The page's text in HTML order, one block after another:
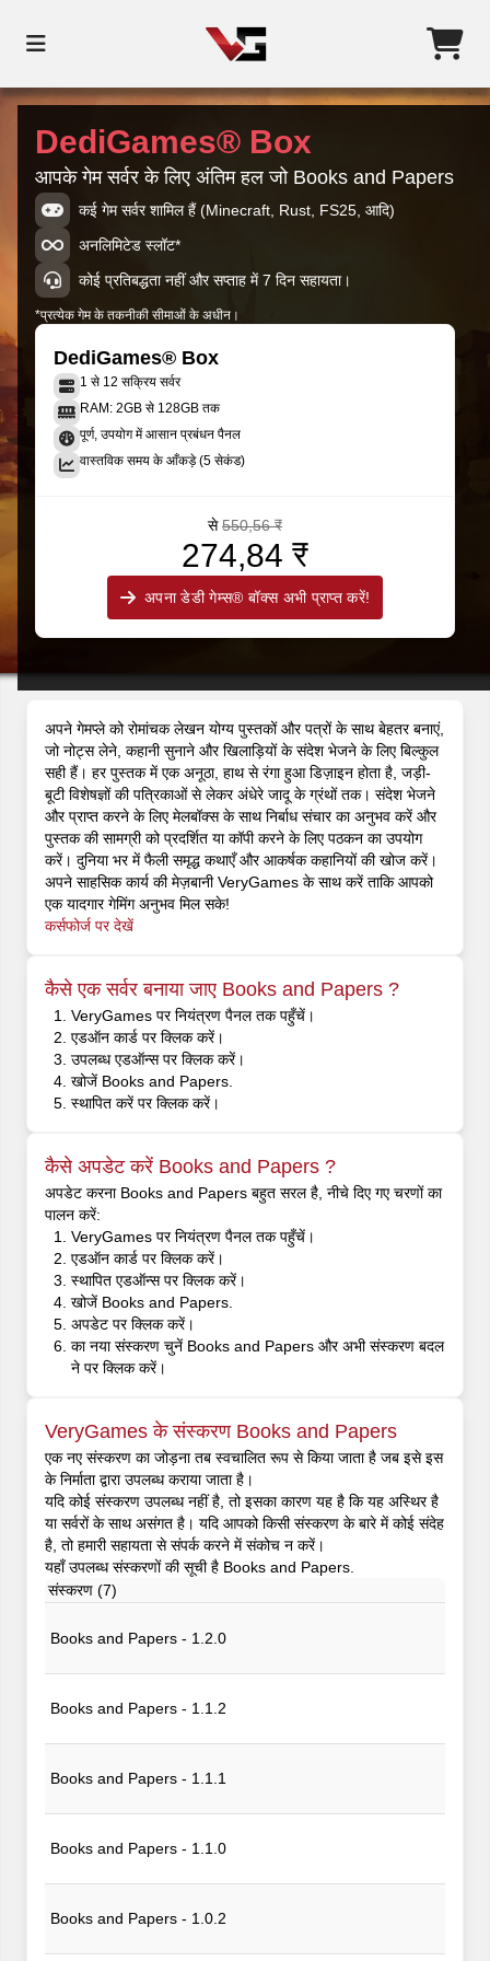
DediGames® Box
आपके गेम सर्वर के लिए अंतिम हल जो Books and Papers
कई गेम सर्वर शामिल हैं (Minecraft, Rust, FS25, आदि)
अनलिमिटेड स्लॉट*
कोई प्रतिबद्धता नहीं और सप्ताह में 7 दिन सहायता।
*प्रत्येक गेम के तकनीकी सीमाओं के अधीन।
DediGames® Box
1 से 12 सक्रिय सर्वर
RAM: 2GB से 128GB तक
पूर्ण, उपयोग में आसान प्रबंधन पैनल
वास्तविक समय के आँकड़े (5 सेकंड)
से 550,56 ₹
274,84 ₹
अपना डेडी गेम्स® बॉक्स अभी प्राप्त करें!
अपने गेमप्ले को रोमांचक लेखन योग्य पुस्तकों और पत्रों के साथ बेहतर बनाएं,
जो नोट्स लेने, कहानी सुनाने और खिलाड़ियों के संदेश भेजने के लिए बिल्कुल
सही हैं। हर पुस्तक में एक अनूठा, हाथ से रंगा हुआ डिज़ाइन होता है, जड़ी-
बूटी विशेषज्ञों की पत्रिकाओं से लेकर अंधेरे जादू के ग्रंथों तक। संदेश भेजने
और प्राप्त करने के लिए मेलबॉक्स के साथ निर्बाध संचार का अनुभव करें और
पुस्तक की सामग्री को प्रदर्शित या कॉपी करने के लिए पठकन का उपयोग
करें। दुनिया भर में फैली समृद्ध कथाएँ और आकर्षक कहानियों की खोज करें।
अपने साहसिक कार्य की मेज़बानी VeryGames के साथ करें ताकि आपको
एक यादगार गेमिंग अनुभव मिल सके!
कर्सफोर्ज पर देखें
कैसे एक सर्वर बनाया जाए Books and Papers ?
VeryGames पर नियंत्रण पैनल तक पहुँचें।
एडऑन कार्ड पर क्लिक करें।
उपलब्ध एडऑन्स पर क्लिक करें।
खोजें Books and Papers.
स्थापित करें पर क्लिक करें।
कैसे अपडेट करें Books and Papers ?
अपडेट करना Books and Papers बहुत सरल है, नीचे दिए गए चरणों का
पालन करें:
VeryGames पर नियंत्रण पैनल तक पहुँचें।
एडऑन कार्ड पर क्लिक करें।
स्थापित एडऑन्स पर क्लिक करें।
खोजें Books and Papers.
अपडेट पर क्लिक करें।
का नया संस्करण चुनें Books and Papers और अभी संस्करण बदल
ने पर क्लिक करें।
VeryGames के संस्करण Books and Papers
एक नए संस्करण का जोड़ना तब स्वचालित रूप से किया जाता है जब इसे इस
के निर्माता द्वारा उपलब्ध कराया जाता है।
यदि कोई संस्करण उपलब्ध नहीं है, तो इसका कारण यह है कि यह अस्थिर है
या सर्वरों के साथ असंगत है। यदि आपको किसी संस्करण के बारे में कोई संदेह
है, तो हमारी सहायता से संपर्क करने में संकोच न करें।
यहाँ उपलब्ध संस्करणों की सूची है Books and Papers.
संस्करण (7)
Books and Papers - 1.2.0
Books and Papers - 1.1.2
Books and Papers - 1.1.1
Books and Papers - 1.1.0
Books and Papers - 1.0.2